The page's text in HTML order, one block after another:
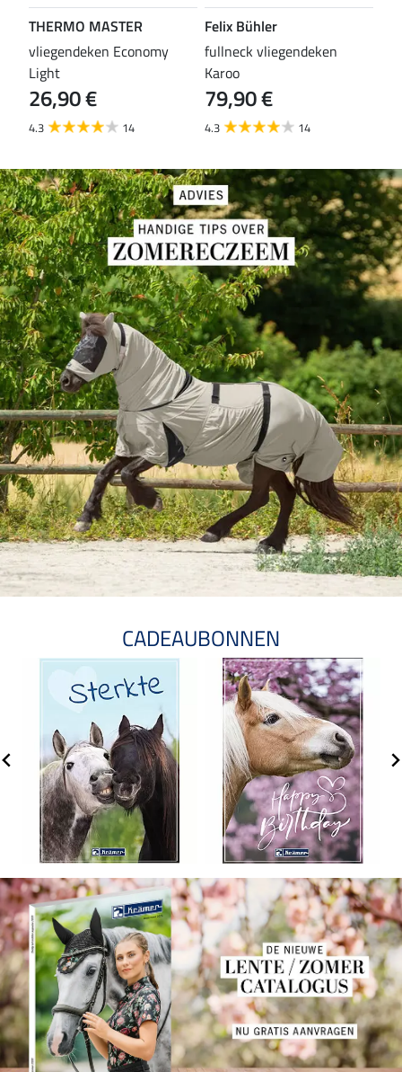
THERMO MASTER
vliegendeken Economy
Light
26,90 €
4.3 14
Felix Bühler
fullneck vliegendeken
Karoo
79,90 €
4.3 14
CADEAUBONNEN